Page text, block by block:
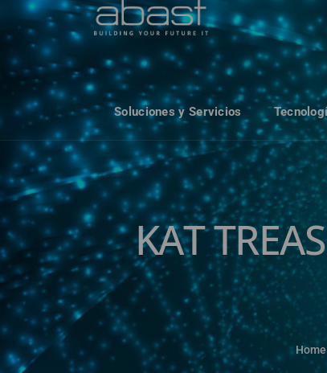
Soluciones y Servicios
KAT
Home